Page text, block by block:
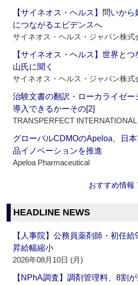
【サイネオス・ヘルス】問いか
につながるエビデンスへ
サイネオス・ヘルス・ジャパン株式
【サイネオス・ヘルス】世界と
山氏に聞く
サイネオス・ヘルス・ジャパン株式
治験文書の翻訳・ローカライゼー
導入できるかーその[2]
TRANSPERFECT INTERNATIONAL
グローバルCDMOのApeloa、日
品イノベーションを推進
Apeloa Pharmaceutical
おすすめ情報
HEADLINE NEWS
【人事院】公務員薬剤師・初任
昇給幅縮小
2026年08月10日 (月)
【NPhA調査】調剤管理料、8割